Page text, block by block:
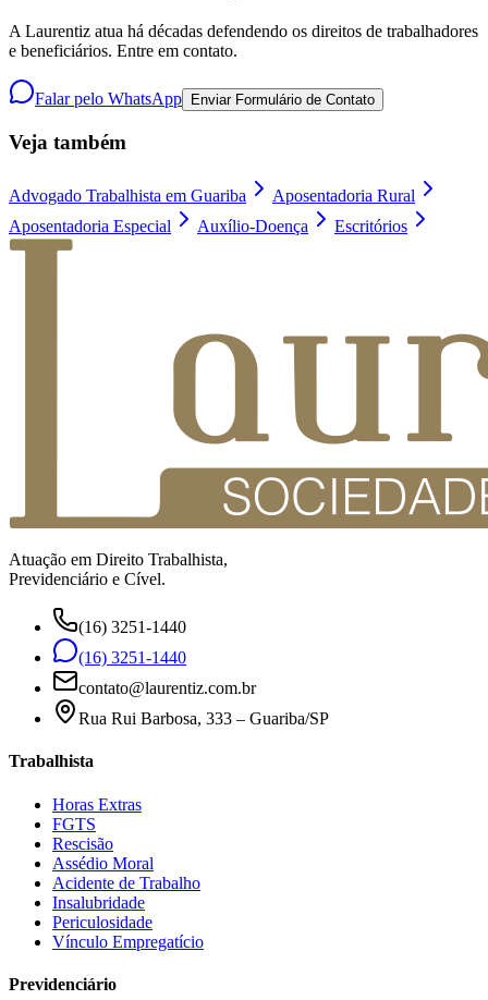
A Laurentiz atua há décadas defendendo os direitos de trabalhadores
e beneficiários. Entre em contato.
Falar pelo WhatsApp Enviar Formulário de Contato
Veja também
Advogado Trabalhista em Guariba
Aposentadoria Rural
Aposentadoria Especial
Auxílio-Doença Escritórios
Atuação em Direito Trabalhista,
Previdenciário e Cível.
(16) 3251-1440
(16) 3251-1440
contato@laurentiz.com.br
Rua Rui Barbosa, 333 – Guariba/SP
Trabalhista
Horas Extras
FGTS
Rescisão
Assédio Moral
Acidente de Trabalho
Insalubridade
Periculosidade
Vínculo Empregatício
Previdenciário